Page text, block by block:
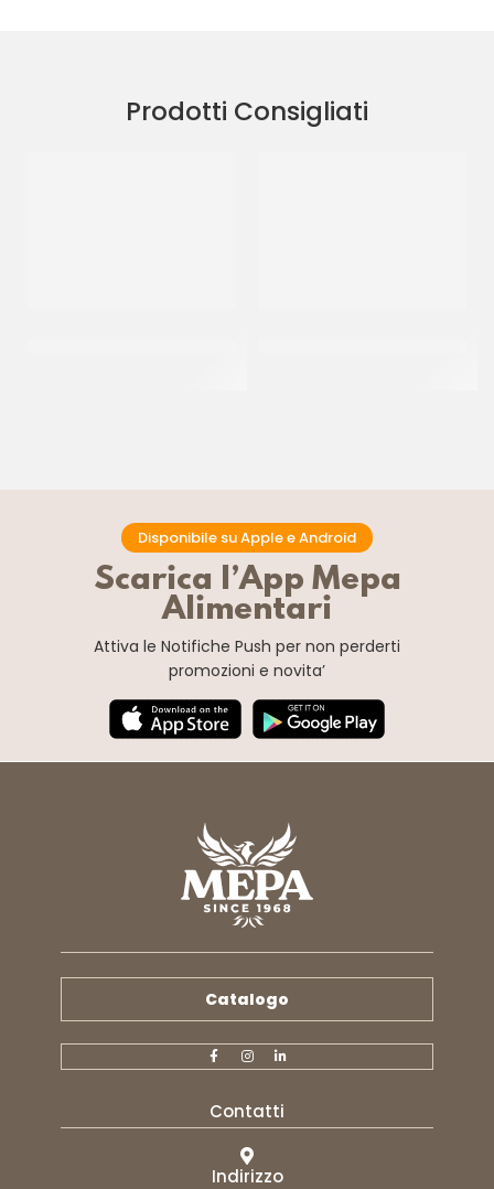
Prodotti Consigliati
Disponibile su Apple e Android
Scarica l’App Mepa
Alimentari
Attiva le Notifiche Push per non perderti
promozioni e novita’
Catalogo
Contatti
Indirizzo